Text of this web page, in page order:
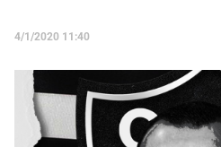
4/1/2020 11:40